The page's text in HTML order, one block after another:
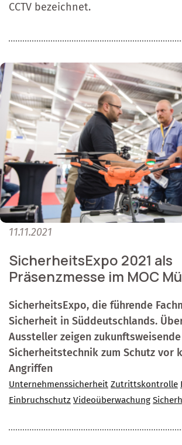
CCTV bezeichnet.
11.11.2021
SicherheitsExpo 2021 als
Präsenzmesse im MOC
SicherheitsExpo, die führende
Sicherheit in Süddeutschlands.
Aussteller zeigen zukunftsweisende
Sicherheitstechnik zum Schutz vor
Angriffen
Unternehmenssicherheit Zutrittskontrolle
Einbruchschutz Videoüberwachung